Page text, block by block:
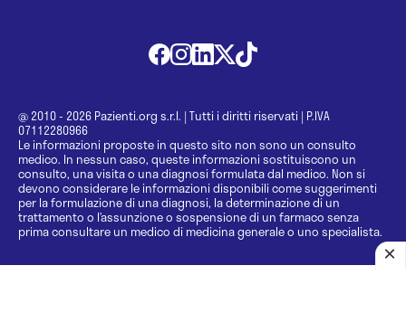
@ 2010 - 2026 Pazienti.org s.r.l. | Tutti i diritti riservati | P.IVA
07112280966
Le informazioni proposte in questo sito non sono un consulto
medico. In nessun caso, queste informazioni sostituiscono un
consulto, una visita o una diagnosi formulata dal medico. Non si
devono considerare le informazioni disponibili come suggerimenti
per la formulazione di una diagnosi, la determinazione di un
trattamento o l’assunzione o sospensione di un farmaco senza
prima consultare un medico di medicina generale o uno specialista.